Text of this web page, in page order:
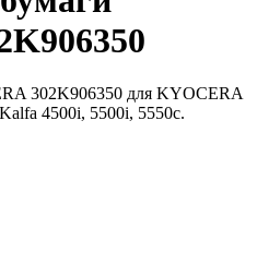
302K906350 для KYOCERA
4500i, 5500i, 5550c.